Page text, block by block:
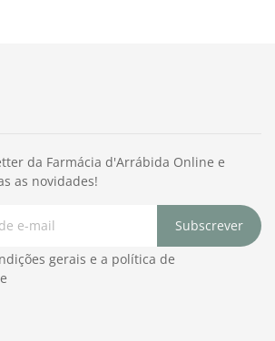
da Farmácia d'Arrábida Online e
as novidades!
Subscrever
gerais e a política de